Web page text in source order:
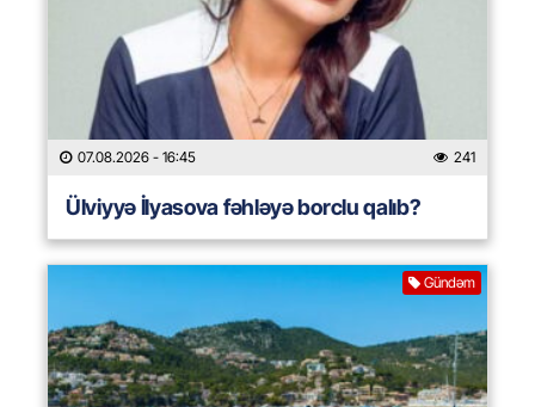
07.08.2026 - 16:45 241
Ülviyyə İlyasova fəhləyə borclu qalıb?
Gündəm